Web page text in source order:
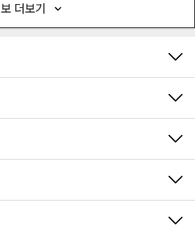
더보기